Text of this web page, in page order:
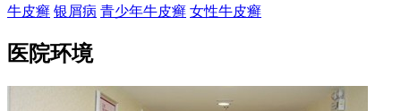
牛皮癣 银屑病 青少年牛皮癣 女性牛皮癣
医院环境